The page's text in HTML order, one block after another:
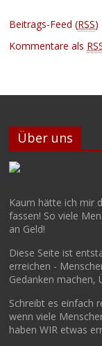
Beitrags-Feed (RSS)
Kommentare als
Über uns
Kaum hätte ich mir
fassen! So viele
an Geld!
Diese Seite ist
erreichen -
Gedanken machen,
Schreibt es einfach
wenn viele
haben WIR etwas